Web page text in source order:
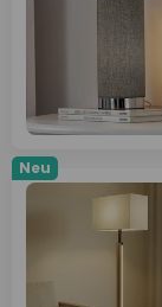
Neu